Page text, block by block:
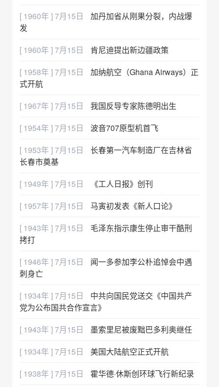
[ 1960年 ] 7月15日
加丹加省从刚果分裂，内战爆
发
[ 1960年 ] 7月15日
肯尼迪提出新边疆政策
[ 1958年 ] 7月15日
加纳航空（Ghana Airways）正
式开航
[ 1967年 ] 7月15日
我国反导专家陈德明出生
[ 1954年 ] 7月15日
波音707原型机首飞
[ 1953年 ] 7月15日
长春第一汽车制造厂在吉林省
长春市奠基
[ 1949年 ] 7月15日
《工人日报》创刊
[ 1957年 ] 7月15日
马寅初发表《新人口论》
[ 1943年 ] 7月15日
毛泽东指示康生停止审干酷刑
拷打
[ 1946年 ] 7月15日
闻一多参加李公朴追悼会中遇
刺身亡
[ 1934年 ] 7月15日
中共向国民党送交《中国共产
党为公布国共合作宣言》
[ 1943年 ] 7月15日
墨索里尼被废黜巴多利奥继任
[ 1934年 ] 7月15日
美国大陆航空正式开航
[ 1938年 ] 7月15日
霍华德·休斯创环球飞行新纪录